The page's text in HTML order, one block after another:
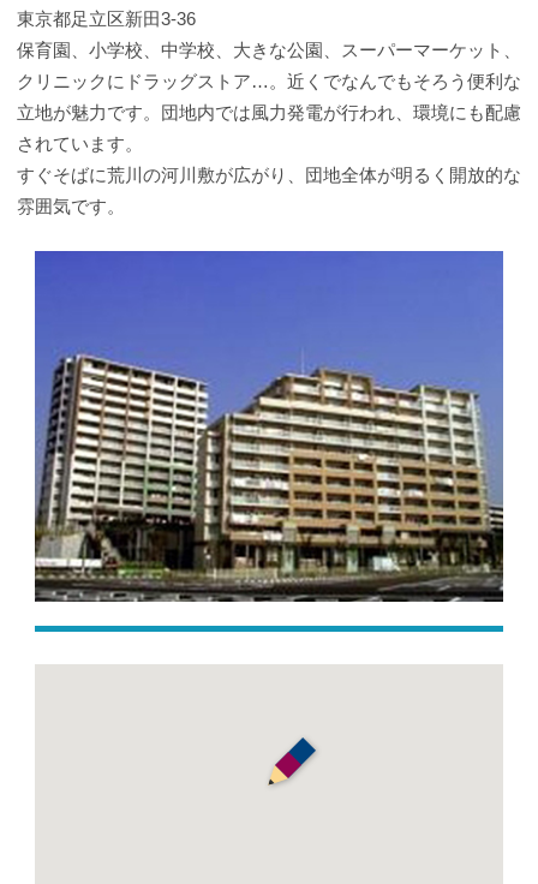
東京都足立区新田3-36
保育園、小学校、中学校、大きな公園、スーパーマーケット、
クリニックにドラッグストア…。近くでなんでもそろう便利な
立地が魅力です。団地内では風力発電が行われ、環境にも配慮
されています。
すぐそばに荒川の河川敷が広がり、団地全体が明るく開放的な
雰囲気です。